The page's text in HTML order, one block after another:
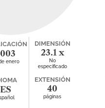
enero
DIMENSIÓN
23.1 x
26.4
No
especificado
ES
EXTENSIÓN
40
páginas